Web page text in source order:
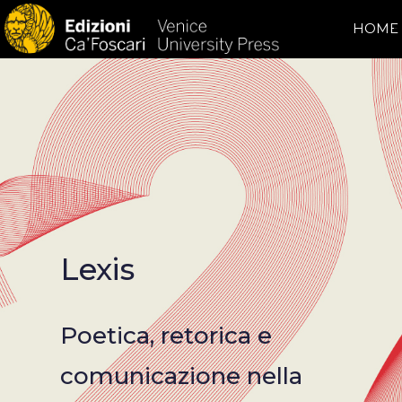
HOME
Lexis
Poetica, retorica e
comunicazione nella